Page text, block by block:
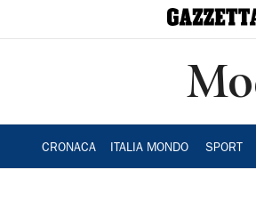
CRONACA ITALIA MONDO SPORT